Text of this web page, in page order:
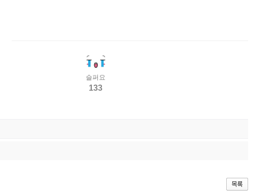
슬퍼요
133